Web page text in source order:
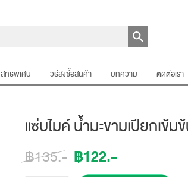
สิทธิพิเศษ วิธีสั่งซื้อสินค้า บทความ ติดต่อเรา
แซ่บไมค์ น้ำมะขามเปียกเข้
฿135.- ฿122.-